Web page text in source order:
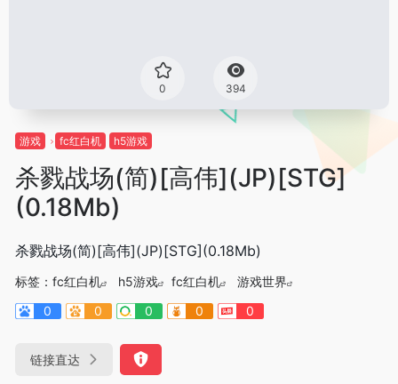
0 394
游戏 fc红白机 h5游戏
杀戮战场(简)[高伟](JP)[STG]
(0.18Mb)
杀戮战场(简)[高伟](JP)[STG](0.18Mb)
标签： fc红白机 h5游戏 fc红白机
游戏世界
0
0 0 0 0
链接直达